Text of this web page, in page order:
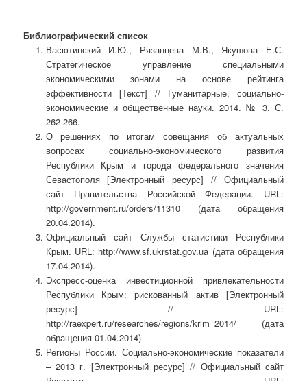
Библиографический список
Васютинский И.Ю., Рязанцева М.В., Якушова Е.С.
Стратегическое управление специальными
экономическими зонами на основе рейтинга
эффективности [Текст] // Гуманитарные, социально-
экономические и общественные науки. 2014. № 3. С.
262-266.
О решениях по итогам совещания об актуальных
вопросах социально-экономического развития
Республики Крым и города федерального значения
Севастополя [Электронный ресурс] // Официальный
сайт Правительства Российской Федерации. URL:
http://government.ru/orders/11310 (дата обращения
20.04.2014).
Официальный сайт Службы статистики Республики
Крым. URL: http://www.sf.ukrstat.gov.ua (дата обращения
17.04.2014).
Экспресс-оценка инвестиционной привлекательности
Республики Крым: рискованный актив [Электронный
ресурс] // URL:
http://raexpert.ru/researches/regions/krim_2014/ (дата
обращения 01.04.2014)
Регионы России. Социально-экономические показатели
– 2013 г. [Электронный ресурс] // Официальный сайт